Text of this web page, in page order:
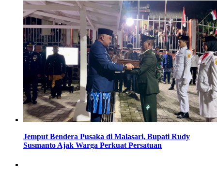
Jemput Bendera Pusaka di Malasari, Bupati Rudy
Susmanto Ajak Warga Perkuat Persatuan